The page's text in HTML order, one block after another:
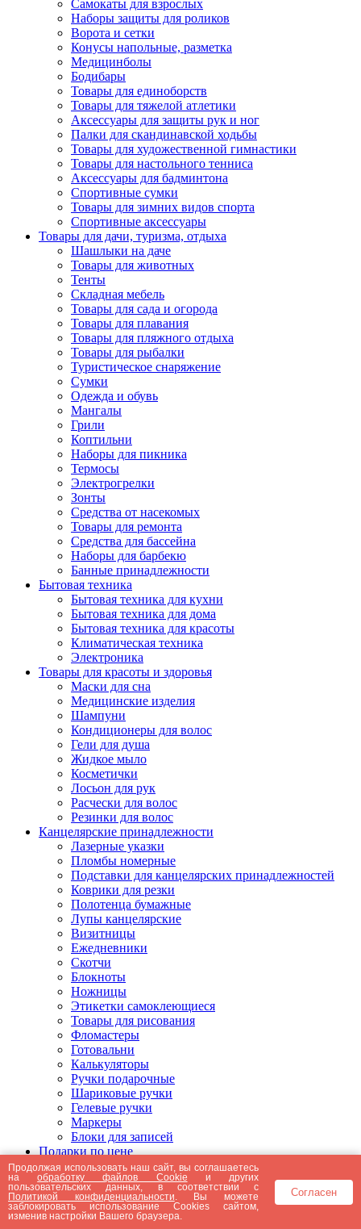
Самокаты для взрослых
Наборы защиты для роликов
Ворота и сетки
Конусы напольные, разметка
Медицинболы
Бодибары
Товары для единоборств
Товары для тяжелой атлетики
Аксессуары для защиты рук и ног
Палки для скандинавской ходьбы
Товары для художественной гимнастики
Товары для настольного тенниса
Аксессуары для бадминтона
Спортивные сумки
Товары для зимних видов спорта
Спортивные аксессуары
Товары для дачи, туризма, отдыха
Шашлыки на даче
Товары для животных
Тенты
Складная мебель
Товары для сада и огорода
Товары для плавания
Товары для пляжного отдыха
Товары для рыбалки
Туристическое снаряжение
Сумки
Одежда и обувь
Мангалы
Грили
Коптильни
Наборы для пикника
Термосы
Электрогрелки
Зонты
Средства от насекомых
Товары для ремонта
Средства для бассейна
Наборы для барбекю
Банные принадлежности
Бытовая техника
Бытовая техника для кухни
Бытовая техника для дома
Бытовая техника для красоты
Климатическая техника
Электроника
Товары для красоты и здоровья
Маски для сна
Медицинские изделия
Шампуни
Кондиционеры для волос
Гели для душа
Жидкое мыло
Косметички
Лосьон для рук
Расчески для волос
Резинки для волос
Канцелярские принадлежности
Лазерные указки
Пломбы номерные
Подставки для канцелярских принадлежностей
Коврики для резки
Полотенца бумажные
Лупы канцелярские
Визитницы
Ежедневники
Скотчи
Блокноты
Ножницы
Этикетки самоклеющиеся
Товары для рисования
Фломастеры
Готовальни
Калькуляторы
Ручки подарочные
Шариковые ручки
Гелевые ручки
Маркеры
Блоки для записей
Подарки по цене
Подарки от 5000 рублей
Подарки до 5000 рублей
Подарки до 3000 рублей
Подарки до 2000 рублей
Подарки до 1000 рублей
Продолжая использовать наш сайт, вы соглашаетесь
наобработку файлов Cookie и других
пользовательских данных, в соответствии с
Политикой конфиденциальности . Вы можете
заблокировать использование Cookies сайтом,
изменив настройки Вашего браузера.
Согласен